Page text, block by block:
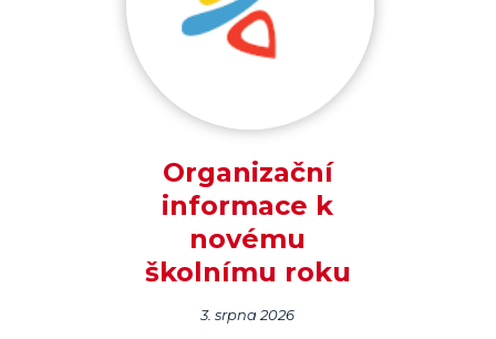
Organizační
informace k
novému
školnímu roku
3. srpna 2026